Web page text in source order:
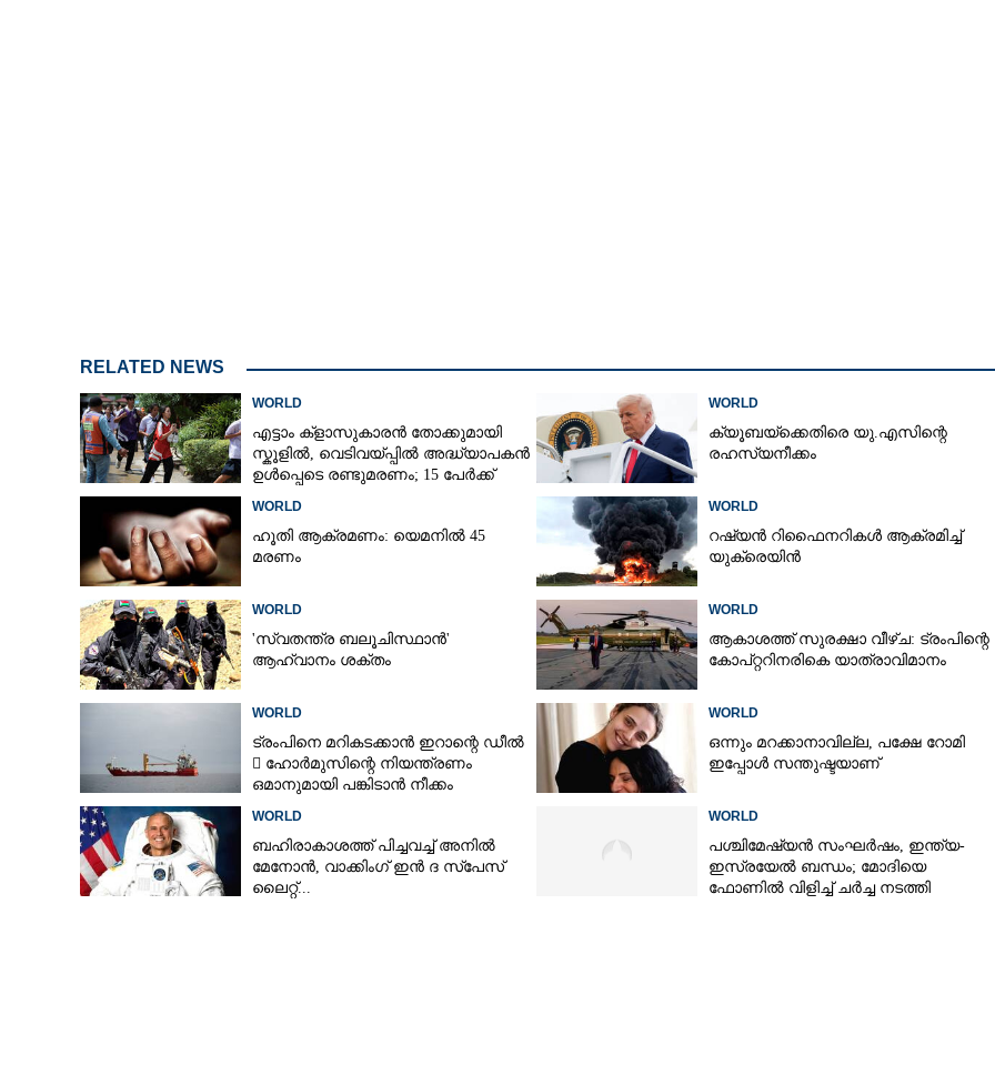
RELATED NEWS
WORLD
എട്ടാം ക്ളാസുകാരൻ തോക്കുമായി
സ്കൂളിൽ, വെടിവയ്പ്പിൽ അദ്ധ്യാപകൻ
ഉൾപ്പെടെ രണ്ടുമരണം; 15 പേർക്ക്
WORLD
ക്യൂബയ്‌ക്കെതിരെ യു.എസിന്റെ
രഹസ്യനീക്കം
WORLD
ഹൂതി ആക്രമണം: യെമനിൽ 45
മരണം
WORLD
റഷ്യൻ റിഫൈനറികൾ ആക്രമിച്ച്
യുക്രെയിൻ
WORLD
'സ്വതന്ത്ര ബലൂചിസ്ഥാൻ'
ആഹ്വാനം ശക്തം
WORLD
ആകാശത്ത് സുരക്ഷാ വീഴ്‌ച: ട്രംപിന്റെ
കോ‌പ്‌റ്ററിനരികെ യാത്രാവിമാനം
WORLD
ട്രംപിനെ മറികടക്കാൻ ഇറാന്റെ ഡീൽ
 ഹോർമുസിന്റെ നിയന്ത്രണം
ഒമാനുമായി പങ്കിടാൻ നീക്കം
WORLD
ഒന്നും മറക്കാനാവില്ല, പക്ഷേ റോമി
ഇപ്പോൾ സന്തുഷ്ടയാണ്
WORLD
ബഹിരാകാശത്ത് പിച്ചവച്ച് അനിൽ
മേനോൻ, വാക്കിംഗ് ഇൻ ദ സ്പേസ്
ലൈറ്റ്...
WORLD
പശ്ചിമേഷ്യൻ സംഘർഷം,​ ഇന്ത്യ-
ഇസ്രയേൽ ബന്ധം; മോദിയെ
ഫോണിൽ വിളിച്ച് ചർച്ച നടത്തി